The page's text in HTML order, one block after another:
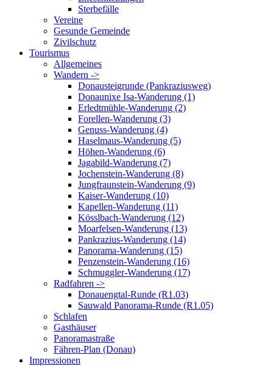
Sterbefälle
Vereine
Gesunde Gemeinde
Zivilschutz
Tourismus
Allgemeines
Wandern ->
Donausteigrunde (Pankraziusweg)
Donaunixe Isa-Wanderung (1)
Erledtmühle-Wanderung (2)
Forellen-Wanderung (3)
Genuss-Wanderung (4)
Haselmaus-Wanderung (5)
Höhen-Wanderung (6)
Jagabild-Wanderung (7)
Jochenstein-Wanderung (8)
Jungfraunstein-Wanderung (9)
Kaiser-Wanderung (10)
Kapellen-Wanderung (11)
Kösslbach-Wanderung (12)
Moarfelsen-Wanderung (13)
Pankrazius-Wanderung (14)
Panorama-Wanderung (15)
Penzenstein-Wanderung (16)
Schmuggler-Wanderung (17)
Radfahren ->
Donauengtal-Runde (R1.03)
Sauwald Panorama-Runde (R1.05)
Schlafen
Gasthäuser
Panoramastraße
Fähren-Plan (Donau)
Impressionen